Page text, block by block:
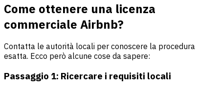
Come ottenere una licenza
commerciale Airbnb?
Contatta le autorità locali per conoscere la procedura
esatta. Ecco però alcune cose da sapere:
Passaggio 1: Ricercare i requisiti locali